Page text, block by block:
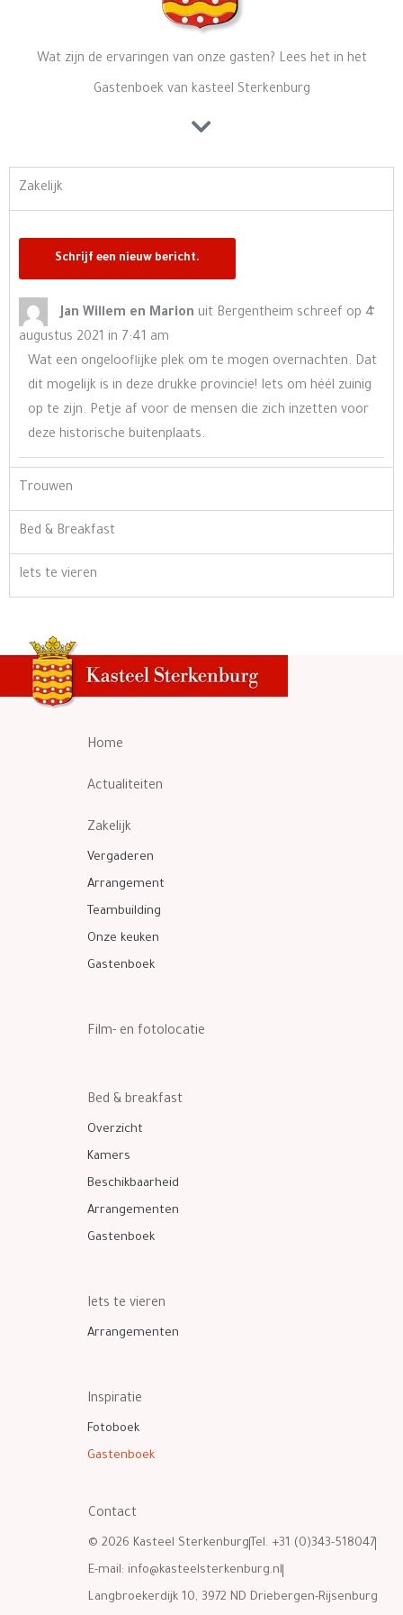
Wat zijn de ervaringen van onze gasten? Lees het in het
Gastenboek van kasteel Sterkenburg
Zakelijk
Jan Willem en Marion uit Bergentheim schreef op 4
augustus 2021 in 7:41 am
Wat een ongelooflijke plek om te mogen overnachten. Dat
dit mogelijk is in deze drukke provincie! Iets om héél zuinig
op te zijn. Petje af voor de mensen die zich inzetten voor
deze historische buitenplaats.
…
Trouwen
Bed & Breakfast
Iets te vieren
Home
Actualiteiten
Zakelijk
Vergaderen
Arrangement
Teambuilding
Onze keuken
Gastenboek
Film- en fotolocatie
Bed & breakfast
Overzicht
Kamers
Beschikbaarheid
Arrangementen
Gastenboek
Iets te vieren
Arrangementen
Inspiratie
Fotoboek
Gastenboek
Contact
© 2026 Kasteel Sterkenburg Tel. +31 (0)343-518047
E-mail: info@kasteelsterkenburg.nl
Langbroekerdijk 10, 3972 ND Driebergen-Rijsenburg